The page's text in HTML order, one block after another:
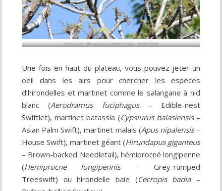
Coucou violet (Chrysococcyx xanthorhynchus– Violet Cuckoo)
Une fois en haut du plateau, vous pouvez jeter un
oeil dans les airs pour chercher les espèces
d’hirondelles et martinet comme le salangane à nid
blanc (Aerodramus fuciphagus– Edible-nest
Swiftlet), martinet batassia (Cypsiurus balasiensis–
Asian Palm Swift), martinet malais (Apus nipalensis–
House Swift), martinet géant (Hirundapus giganteus
– Brown-backed Needletail), hémiprocné longipenne
(Hemiprocne longipennis– Grey-rumped
Treeswift) ou hirondelle baie (Cecropis badia–